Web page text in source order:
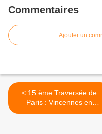
Commentaires
Ajouter un
< 15 ème Traversée de
Paris : Vincennes en
Anciennes